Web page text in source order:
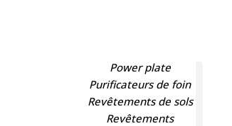
Power plate
Purificateurs de foin
Revêtements de sols
Revêtements